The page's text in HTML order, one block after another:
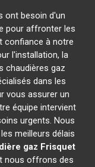
ont besoin d'un
pour affronter les
confiance à notre
l'installation, la
chaudières gaz
dans les
vous assurer un
équipe intervient
urgents. Nous
meilleurs délais
gaz Frisquet
nous offrons des